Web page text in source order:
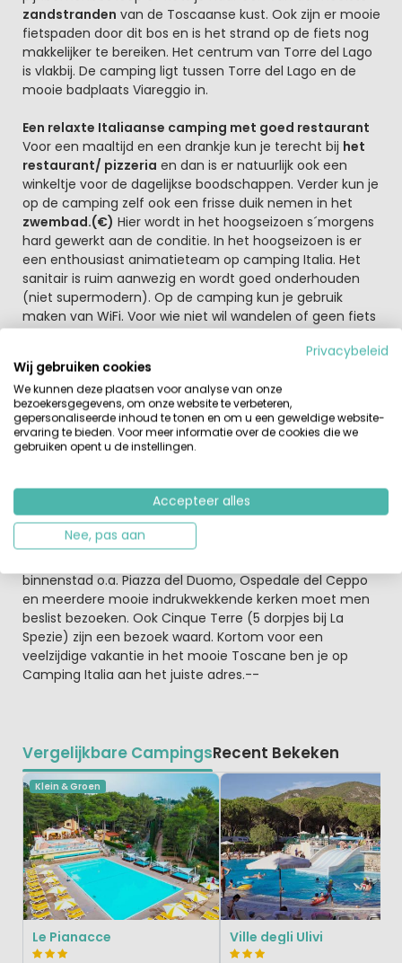
zandstranden van de Toscaanse kust. Ook zijn er mooie
fietspaden door dit bos en is het strand op de fiets nog
makkelijker te bereiken. Het centrum van Torre del Lago
is vlakbij. De camping ligt tussen Torre del Lago en de
mooie badplaats Viareggio in.
Een relaxte Italiaanse camping met goed restaurant
Voor een maaltijd en een drankje kun je terecht bij het
restaurant/ pizzeria en dan is er natuurlijk ook een
winkeltje voor de dagelijkse boodschappen. Verder kun je
op de camping zelf ook een frisse duik nemen in het
zwembad.(€) Hier wordt in het hoogseizoen s´morgens
hard gewerkt aan de conditie. In het hoogseizoen is er
een enthousiast animatieteam op camping Italia. Het
sanitair is ruim aanwezig en wordt goed onderhouden
(niet supermodern). Op de camping kun je gebruik
maken van WiFi. Voor wie niet wil wandelen of geen fiets
bij zich heeft, gaat er ieder half uur een nieuwe
In de prachtige omgeving kijk je je ogen uit.
Natuurlijk bezoek je de villa van Giacomo Puccini.
Pissa,
Lucca en de kunststadFlorencezijn eenvoudig
bereikbaar. Tussen Lucca en Florence in vind je
een kabelbaan bereiken. Een romantisch plaatsje, met
leuke restaurants, rondom een oud kasteel.
Termezelf is een van de belangrijkste
thermaalbadplaatsen.
Pistoia
binnenstad o.a. Piazza del Duomo, Ospedale del Ceppo
en meerdere mooie indrukwekkende kerken moet men
beslist bezoeken. Ook Cinque Terre (5 dorpjes bij La
Spezie) zijn een bezoek waard. Kortom voor een
veelzijdige vakantie in het mooie Toscane ben je op
Camping Italia aan het juiste adres.--
Vergelijkbare CampingsRecent Bekeken
Klein & Groen
Le Pianacce Ville degli Ulivi
Privacybeleid
Wij gebruiken cookies
We kunnen deze plaatsen voor analyse van onze
bezoekersgegevens, om onze website te verbeteren,
gepersonaliseerde inhoud te tonen en om u een geweldige website-
ervaring te bieden. Voor meer informatie over de cookies die we
gebruiken opent u de instellingen.
Accepteer alles
Nee, pas aan